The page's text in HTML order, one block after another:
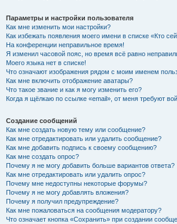
Параметры и настройки пользователя
Как мне изменить мои настройки?
Как избежать появления моего имени в списке «Кто
На конференции неправильное время!
Я изменил часовой пояс, но время всё равно
Моего языка нет в списке!
Что означают изображения рядом с моим именем
Как мне включить отображение аватары?
Что такое звание и как я могу изменить его?
Когда я щёлкаю по ссылке «email», от меня требуют
Создание сообщений
Как мне создать новую тему или сообщение?
Как мне отредактировать или удалить сообщение?
Как мне добавить подпись к своему сообщению?
Как мне создать опрос?
Почему я не могу добавить больше вариантов ответа?
Как мне отредактировать или удалить опрос?
Почему мне недоступны некоторые форумы?
Почему я не могу добавлять вложения?
Почему я получил предупреждение?
Как мне пожаловаться на сообщения модератору?
Что означает кнопка «Сохранить» при создании